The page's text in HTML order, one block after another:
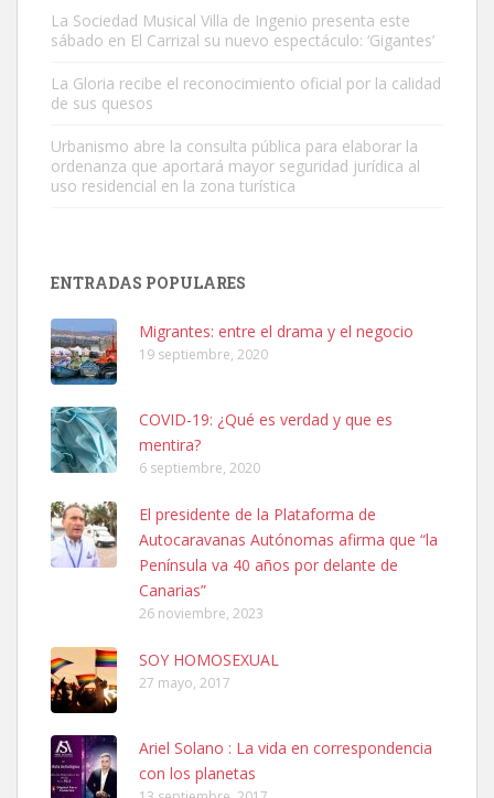
Este gato macho ha aparecido en la calle hace menos de un mes,
es muy manso y extremadamente cari...
Leales.org » Gran Canaria
SHIBA PERDIDO AVDA JOSE MESA Y LOPEZ
PERRO MACHO RAZA SHIBA CON MICROCHIP PERDIDO HOY
06/07/2025 ZONA MESA Y LOPEZ. ES MUY ASUSTADIZO
Leales.org » Gran Canaria
6.7.2025
Ninfa perdida
El día 5 se los perdió una ninfa papillera, asustada tiene miedo a la
La Sociedad Musical Villa de Ingenio presenta este
sábado en El Carrizal su nuevo espectáculo: ‘Gigantes’
La Gloria recibe el reconocimiento oficial por la calidad
de sus quesos
Urbanismo abre la consulta pública para elaborar la
ordenanza que aportará mayor seguridad jurídica al
uso residencial en la zona turística
ENTRADAS POPULARES
Migrantes: entre el drama y el negocio
19 septiembre, 2020
COVID-19: ¿Qué es verdad y que es
mentira?
6 septiembre, 2020
El presidente de la Plataforma de
Autocaravanas Autónomas afirma que “la
Península va 40 años por delante de
Canarias”
26 noviembre, 2023
SOY HOMOSEXUAL
27 mayo, 2017
Ariel Solano : La vida en correspondencia
con los planetas